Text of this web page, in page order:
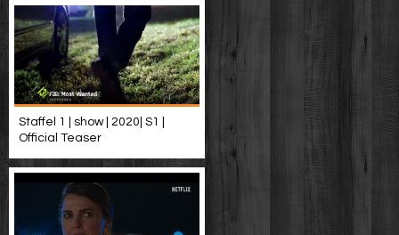
Staffel 1 | show | 2020| S1 |
Official Teaser